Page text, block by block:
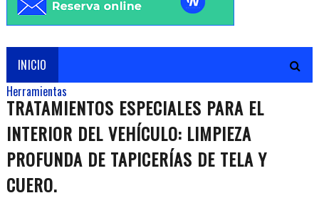
INICIO
Herramientas
TRATAMIENTOS ESPECIALES PARA EL
INTERIOR DEL VEHÍCULO: LIMPIEZA
PROFUNDA DE TAPICERÍAS DE TELA Y
CUERO.